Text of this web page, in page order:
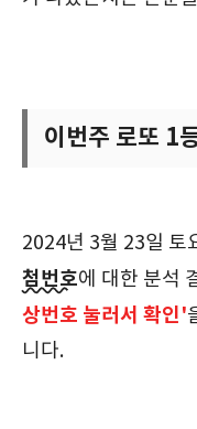
이번주 로또 1
2024년 3월 23일 토
첨번호에 대한 분석
상번호 눌러서 확인'
니다.